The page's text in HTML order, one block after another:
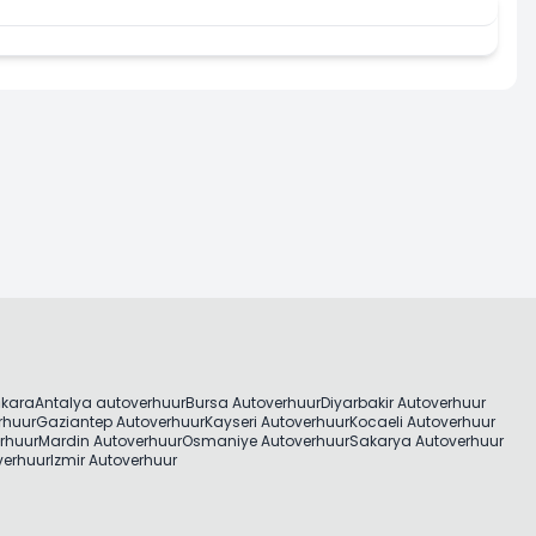
Antalya autoverhuurBursa AutoverhuurDiyarbakir Autoverhuur
Gaziantep AutoverhuurKayseri AutoverhuurKocaeli Autoverhuur
Mardin AutoverhuurOsmaniye AutoverhuurSakarya Autoverhuur
Izmir Autoverhuur